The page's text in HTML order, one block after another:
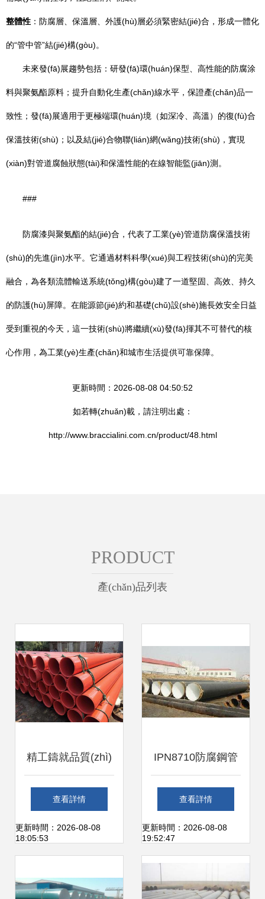
整體性 ：防腐層、保溫層、外護(hù)層必須緊密結(jié)合，形成一體化
的“管中管”結(jié)構(gòu)。
未來發(fā)展趨勢包括：研發(fā)環(huán)保型、高性能的防腐涂
料與聚氨酯原料；提升自動化生產(chǎn)線水平，保證產(chǎn)品一
致性；發(fā)展適用于更極端環(huán)境（如深冷、高溫）的復(fù)合
保溫技術(shù)；以及結(jié)合物聯(lián)網(wǎng)技術(shù)，實現
(xiàn)對管道腐蝕狀態(tài)和保溫性能的在線智能監(jiān)測。
###
防腐漆與聚氨酯的結(jié)合，代表了工業(yè)管道防腐保溫技術
(shù)的先進(jìn)水平。它通過材料科學(xué)與工程技術(shù)的完美
融合，為各類流體輸送系統(tǒng)構(gòu)建了一道堅固、高效、持久
的防護(hù)屏障。在能源節(jié)約和基礎(chǔ)設(shè)施長效安全日益
受到重視的今天，這一技術(shù)將繼續(xù)發(fā)揮其不可替代的核
心作用，為工業(yè)生產(chǎn)和城市生活提供可靠保障。
更新時間：2026-08-08 04:50:52
如若轉(zhuǎn)載，請注明出處：
http://www.braccialini.com.cn/product/48.html
PRODUCT
產(chǎn)品列表
精工鑄就品質(zhì)
滄州中圣管道的鋼
管與管件全解讀
查看詳情
更新時間：2026-08-08
18:05:53
IPN8710防腐鋼管
采購指南 滄州地區
(qū)高性價比廠家
查看詳情
更新時間：2026-08-08
19:52:47